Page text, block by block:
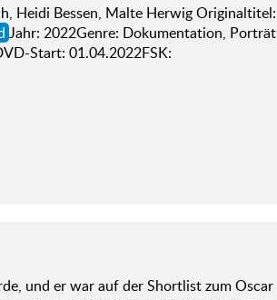
Heidi Bessen, Malte Herwig Originaltitel:
Jahr: 2022Genre: Dokumentation, Porträt
Start: 01.04.2022FSK:
und er war auf der Shortlist zum Oscar